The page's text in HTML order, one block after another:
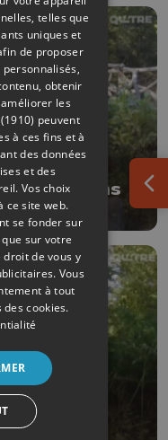
gravel dans
du
telles que
uniques et
de proposer
obtenir
les
peuvent
à ces fins et à
des données
et des
Vos choix
ce site web.
se fonder sur
sur votre
droit de vous y
. Vous
à tout
cookies.